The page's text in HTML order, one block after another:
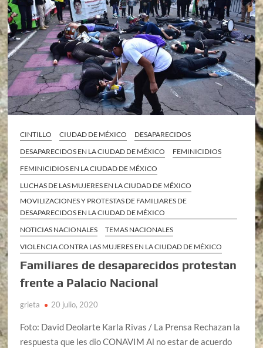
CINTILLO CIUDAD DE MÉXICO
DESAPARECIDOS
DESAPARECIDOS EN LA CIUDAD DE MÉXICO
FEMINICIDIOS
FEMINICIDIOS EN LA CIUDAD DE MÉXICO
LUCHAS DE LAS MUJERES EN LA CIUDAD DE MÉXICO
MOVILIZACIONES Y PROTESTAS DE FAMILIARES DE
DESAPARECIDOS EN LA CIUDAD DE MÉXICO
NOTICIAS NACIONALES
TEMAS NACIONALES
VIOLENCIA CONTRA LAS MUJERES EN LA CIUDAD DE MÉXICO
Familiares de desaparecidos protestan
frente a Palacio Nacional
grieta 20 julio, 2020
Foto: David Deolarte Karla Rivas / La Prensa Rechazan la
respuesta que les dio CONAVIM Al no estar de acuerdo